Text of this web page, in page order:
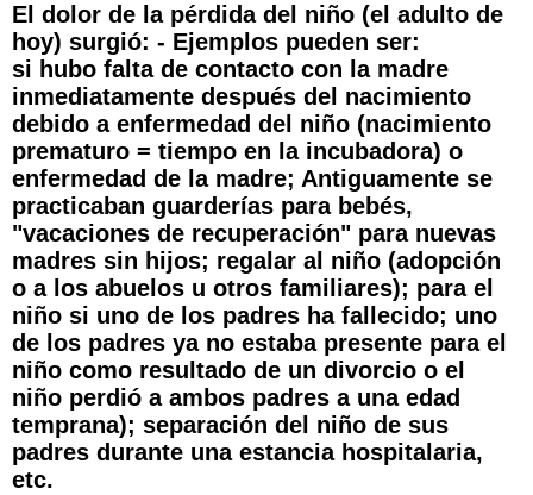
El dolor de la pérdida del niño (el adulto de
hoy) surgió: - Ejemplos pueden ser:
si hubo falta de contacto con la madre
inmediatamente después del nacimiento
debido a enfermedad del niño (nacimiento
prematuro = tiempo en la incubadora) o
enfermedad de la madre; Antiguamente se
practicaban guarderías para bebés,
"vacaciones de recuperación" para nuevas
madres sin hijos; regalar al niño (adopción
o a los abuelos u otros familiares); para el
niño si uno de los padres ha fallecido; uno
de los padres ya no estaba presente para el
niño como resultado de un divorcio o el
niño perdió a ambos padres a una edad
temprana); separación del niño de sus
padres durante una estancia hospitalaria,
etc.